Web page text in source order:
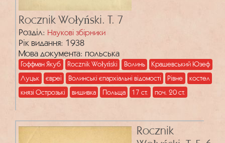
Rocznik Wołyński. Т. 7
Розділ: Наукові збірники
Рік видання: 1938
Мова документа: польська
Гоффман Якуб Rocznik Wołyński Волинь
Крашевський Юзеф
Луцьк
євреї Волинські єпархіальні відомості Рівне
костел
князі Острозькі
вишивка Польща 17 ст. поч. 20 ст.
Rocznik